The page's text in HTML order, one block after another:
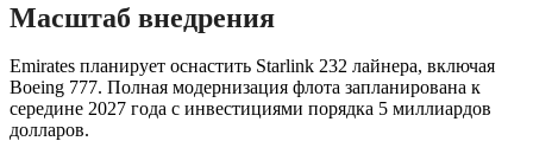
Масштаб внедрения
Emirates планирует оснастить Starlink 232 лайнера, включая
Boeing 777. Полная модернизация флота запланирована к
середине 2027 года с инвестициями порядка 5 миллиардов
долларов.